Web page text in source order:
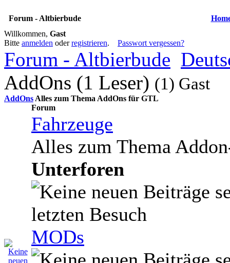
Forum - Altbierbude
Willkommen, Gast
Bitte anmelden oderregistrieren. Passwort vergessen?
Forum - Altbierbude
AddOns (1 Leser) (1) Gast
AddOns Alles zum Thema AddOns für GTL
Forum
Fahrzeuge
Alles zum Thema
Unterforen
MODs